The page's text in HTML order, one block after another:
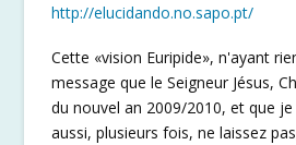
http://elucidando.no.sapo.pt/
Cette «vision Euripide», n'ayant
message que le Seigneur Jésus,
du nouvel an 2009/2010, et que
aussi, plusieurs fois, ne laissez